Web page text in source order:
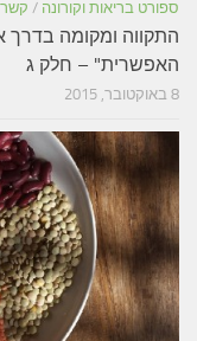
ספורט בריאות וקורונה /
התקווה ומקומה
האפשרית" – חלק ג
8 באוקטובר, 2015